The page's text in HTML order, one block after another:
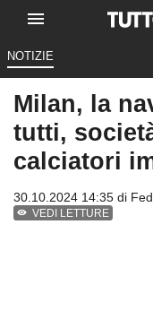
NOTIZIE
Milan, la
tutti,
calciatori
30.10.2024 14:35 di
VEDI LETTURE